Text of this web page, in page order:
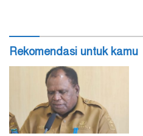
Rekomendasi untuk kamu